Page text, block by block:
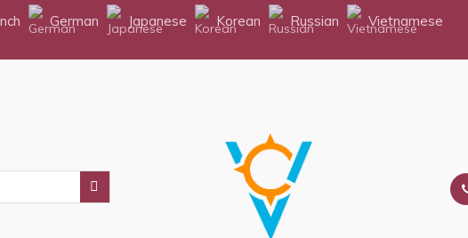
German Japanese Korean Russian Vietnamese